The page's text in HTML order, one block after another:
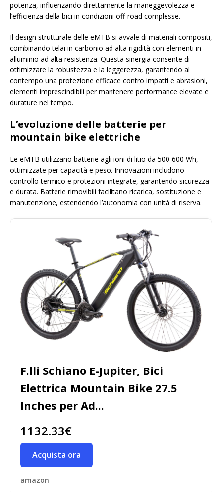
potenza, influenzando direttamente la maneggevolezza e
l’efficienza della bici in condizioni off-road complesse.
Il design strutturale delle eMTB si avvale di materiali compositi,
combinando telai in carbonio ad alta rigidità con elementi in
alluminio ad alta resistenza. Questa sinergia consente di
ottimizzare la robustezza e la leggerezza, garantendo al
contempo una protezione efficace contro impatti e abrasioni,
elementi imprescindibili per mantenere performance elevate e
durature nel tempo.
L’evoluzione delle batterie per
mountain bike elettriche
Le eMTB utilizzano batterie agli ioni di litio da 500-600 Wh,
ottimizzate per capacità e peso. Innovazioni includono
controllo termico e protezioni integrate, garantendo sicurezza
e durata. Batterie rimovibili facilitano ricarica, sostituzione e
manutenzione, estendendo l’autonomia con unità di riserva.
F.lli Schiano E-Jupiter, Bici
Elettrica Mountain Bike 27.5
Inches per Ad...
1132.33€
Acquista ora
amazon